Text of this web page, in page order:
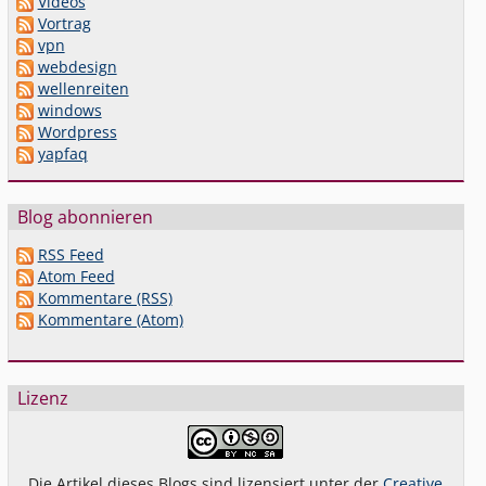
Vortrag
vpn
webdesign
wellenreiten
windows
Wordpress
yapfaq
Blog abonnieren
RSS Feed
Atom Feed
Kommentare (RSS)
Kommentare (Atom)
Lizenz